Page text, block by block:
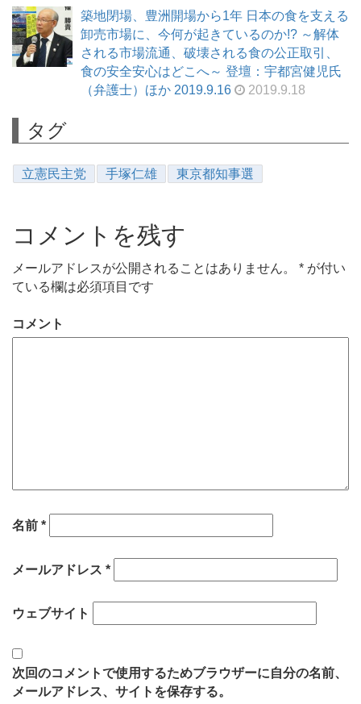
築地閉場、豊洲開場から1年 日本の食を支える
卸売市場に、今何が起きているのか!? ～解体
される市場流通、破壊される食の公正取引、
食の安全安心はどこへ～ 登壇：宇都宮健児氏
（弁護士）ほか 2019.9.16
2019.9.18
タグ
立憲民主党 手塚仁雄 東京都知事選
コメントを残す
メールアドレスが公開されることはありません。 * が付い
ている欄は必須項目です
コメント
名前 *
メールアドレス *
ウェブサイト
次回のコメントで使用するためブラウザーに自分の名前、
メールアドレス、サイトを保存する。